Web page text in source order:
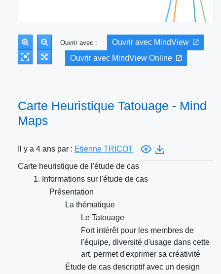
Ouvrir avec :
Ouvrir avec MindView
Ouvrir avec MindView Online
Carte Heuristique Tatouage - Mind
Maps
Il y a 4 ans par : Etienne TRICOT
Carte heuristique de l'étude de cas
1. Informations sur l'étude de cas
Présentation
La thématique
Le Tatouage
Fort intérêt pour les membres de
l'équipe, diversité d'usage dans cette
art, permet d'exprimer sa créativité
Étude de cas descriptif avec un design